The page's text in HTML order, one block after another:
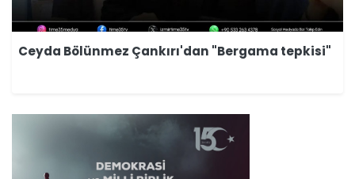
Ceyda Bölünmez Çankırı'dan "Bergama tepkisi"